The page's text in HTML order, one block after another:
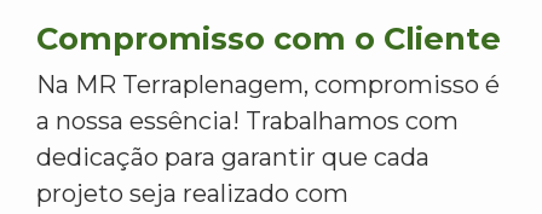
Compromisso com o Cliente
Na MR Terraplenagem, compromisso é
a nossa essência! Trabalhamos com
dedicação para garantir que cada
projeto seja realizado com